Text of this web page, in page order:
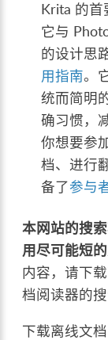
Krita 的首
它与
的设计思
用指南。
统而简明
确习惯，
你想要参
档、进行
备了参与
本网站的搜
用尽可能短
内容，请下
档阅读器的
下载离线文